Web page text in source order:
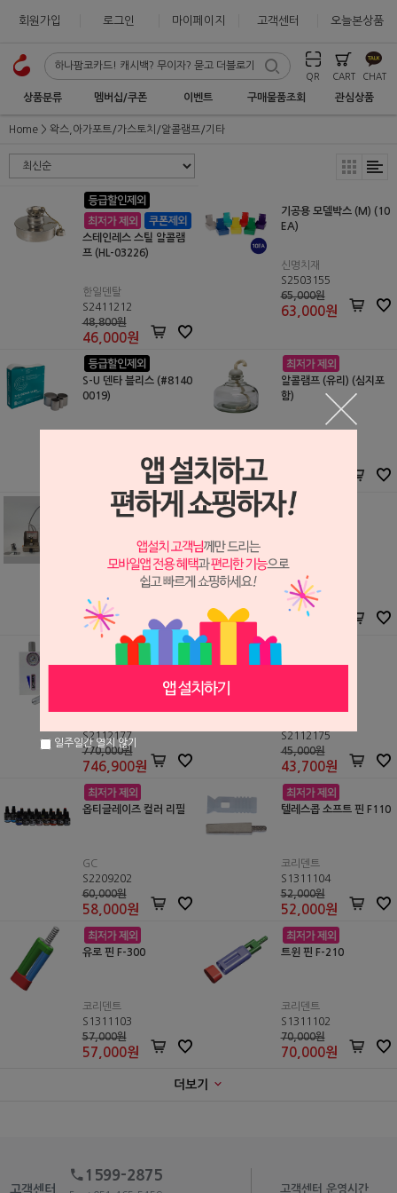
회원가입 로그인 마이페이지 고객센터 오늘본상품
QR CART CHAT
상품분류 멤버십/쿠폰 이벤트 구매물품조회 관심상품
Home 왁스,아가포트/가스토치/알콜램프/기타
스테인레스 스틸 알콜램
프 (HL-03226)
한일덴탈
S2411212
48,800원
46,000원
기공용 모델박스 (M) (10
EA)
신명치재
S2503155
65,000원
63,000원
S-U 덴타 블리스 (#8140
0019)
알콜램프 (유리) (심지포
함)
200,000원
190,000
Jiscop
S1405054
19,000원
에어 밀
S2112177
770,000원
746,900원
기공용 에어 건
S2112175
45,000원
43,700원
옵티글레이즈 컬러 리필
GC
S2209202
60,000원
58,000원
텔레스콥 소프트 핀 F110
코리덴트
S1311104
52,000원
52,000원
유로 핀 F-300
코리덴트
S1311103
57,000원
57,000원
트윈 핀 F-210
코리덴트
S1311102
70,000원
70,000원
더보기
고객센터
1599-2875
고객센터 운영시간
일주일간 열지 않기